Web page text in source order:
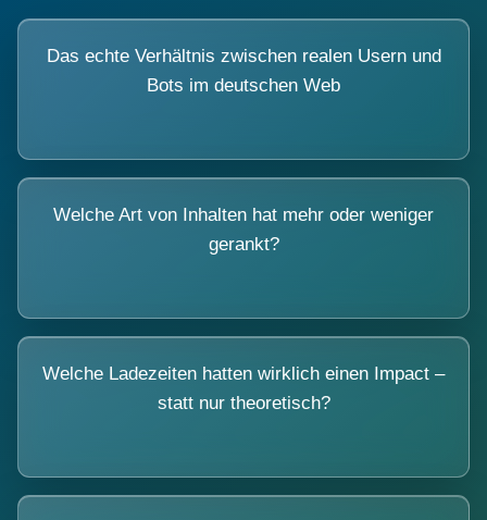
Das echte Verhältnis zwischen realen Usern und
Bots im deutschen Web
Welche Art von Inhalten hat mehr oder weniger
gerankt?
Welche Ladezeiten hatten wirklich einen Impact –
statt nur theoretisch?